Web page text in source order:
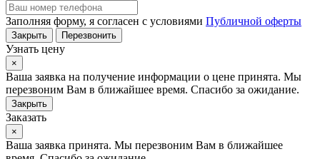
Заполняя форму, я согласен с условиями Публичной оферты
Закрыть Перезвонить
Узнать цену
×
Ваша заявка на получение информации о цене принята. Мы
перезвоним Вам в ближайшее время. Спасибо за ожидание.
Закрыть
Заказать
×
Ваша заявка принята. Мы перезвоним Вам в ближайшее